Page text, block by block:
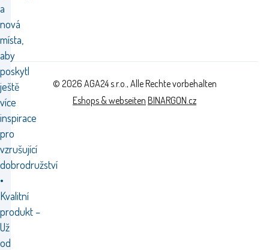
a
nová
místa,
aby
poskytl
ještě
více
inspirace
pro
vzrušující
dobrodružství
•
Kvalitní
produkt –
Už
od
© 2026 AGA24 s.r.o., Alle Rechte vorbehalten
Eshops & webseiten BINARGON.cz